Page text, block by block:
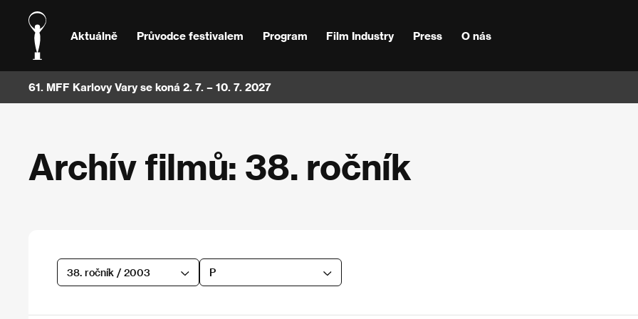
Aktuálně Průvodce festivalem Program Film Industry Press O nás
61. MFF Karlovy Vary se koná 2. 7. – 10. 7. 2027
Archív filmů: 38. ročník
38. ročník / 2003 P